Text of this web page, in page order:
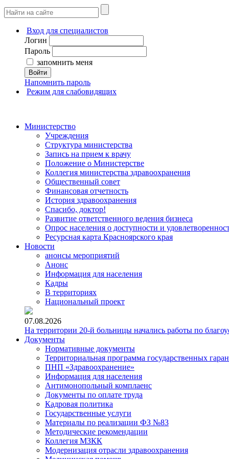
Вход для специалистов
Логин
Пароль
запомнить меня
Войти
Напомнить пароль
Режим для слабовидящих
Министерство
Учреждения
Структура министерства
Запись на прием к врачу
Положение о Министерстве
Коллегия министерства здравоохранения
Общественный совет
Финансовая отчетность
История здравоохранения
Спасибо, доктор!
Развитие ответственного ведения бизнеса
Опрос населения о доступности и
Ресурсная карта Красноярского края
Новости
анонсы мероприятий
Анонс
Информация для населения
Кадры
В территориях
Национальный проект
07.08.2026
На территории 20-й больницы начались работы по
Документы
Нормативные документы
Территориальная программа государственных
ПНП «Здравоохранение»
Информация для населения
Антимонопольный комплаенс
Документы по оплате труда
Кадровая политика
Государственные услуги
Материалы по реализации ФЗ №83
Методические рекомендации
Коллегия МЗКК
Модернизация отрасли здравоохранения